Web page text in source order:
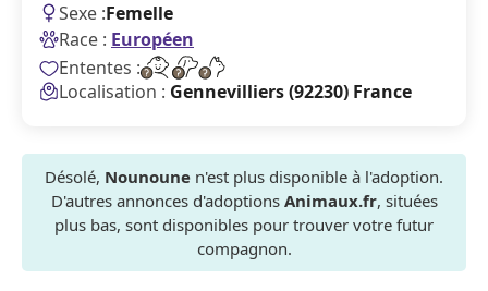
Sexe :Femelle
Race : Européen
Ententes :
Localisation : Gennevilliers (92230) France
Désolé, Nounoune n'est plus disponible à l'adoption.
D'autres annonces d'adoptions Animaux.fr, situées
plus bas, sont disponibles pour trouver votre futur
compagnon.